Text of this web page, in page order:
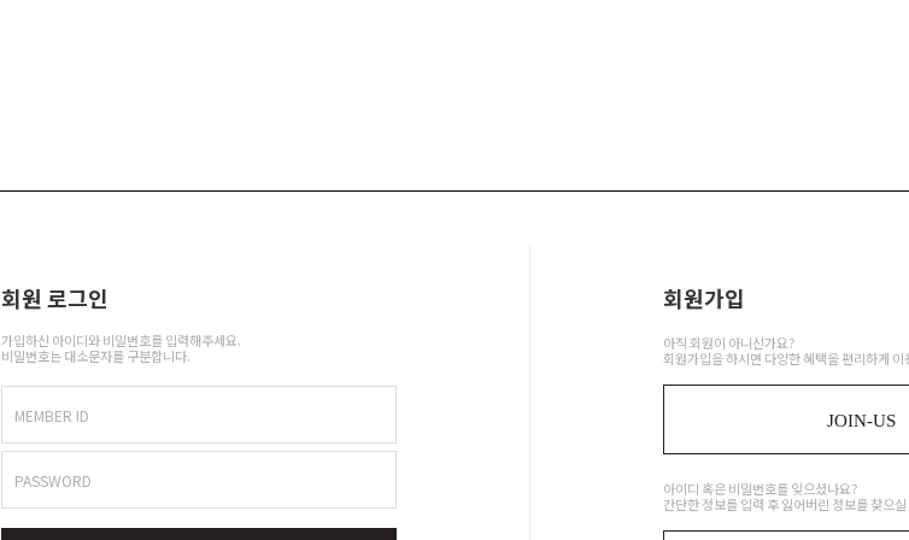
회원 로그인
가입하신 아이디와 비밀번호를 입력해주세요.
비밀번호는 대소문자를 구분합니다.
MEMBER ID
PASSWORD
회원가입
아직 회원이 아니신가요?
회원가입을 하시면 다양한 혜택을 편리하게
JOIN-US
아이디 혹은 비밀번호를 잊으셨나요?
간단한 정보를 입력 후 잃어버린 정보를 찾으